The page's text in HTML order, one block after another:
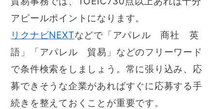
アピールポイントになります。
リクナビNEXTなどで「アパレル 商社 英
語」「アパレル 貿易」などのフリーワード
で条件検索をしましょう。常に張り込み、応
募できそうな企業があればすぐに応募する手
続きを整えておくことが重要です。